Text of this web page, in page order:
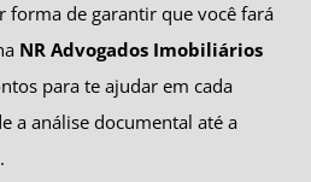
forma de garantir que você fará
NR Advogados Imobiliários
para te ajudar em cada
a análise documental até a